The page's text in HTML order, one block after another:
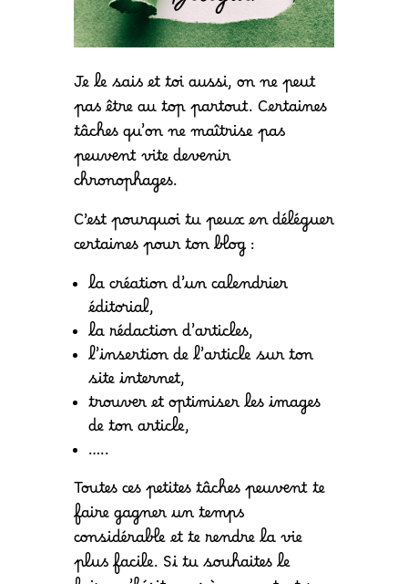
Je le sais et toi aussi, on ne peut
pas être au top partout. Certaines
tâches qu’on ne maîtrise pas
peuvent vite devenir
chronophages.
C’est pourquoi tu peux en déléguer
certaines pour ton blog :
la création d’un calendrier
éditorial,
la rédaction d’articles,
l’insertion de l’article sur ton
site internet,
trouver et optimiser les images
de ton article,
…..
Toutes ces petites tâches peuvent te
faire gagner un temps
considérable et te rendre la vie
plus facile. Si tu souhaites le